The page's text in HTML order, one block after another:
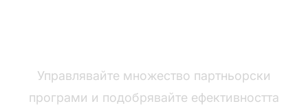
Управлявайте множество партньорски
програми и подобрявайте ефективността